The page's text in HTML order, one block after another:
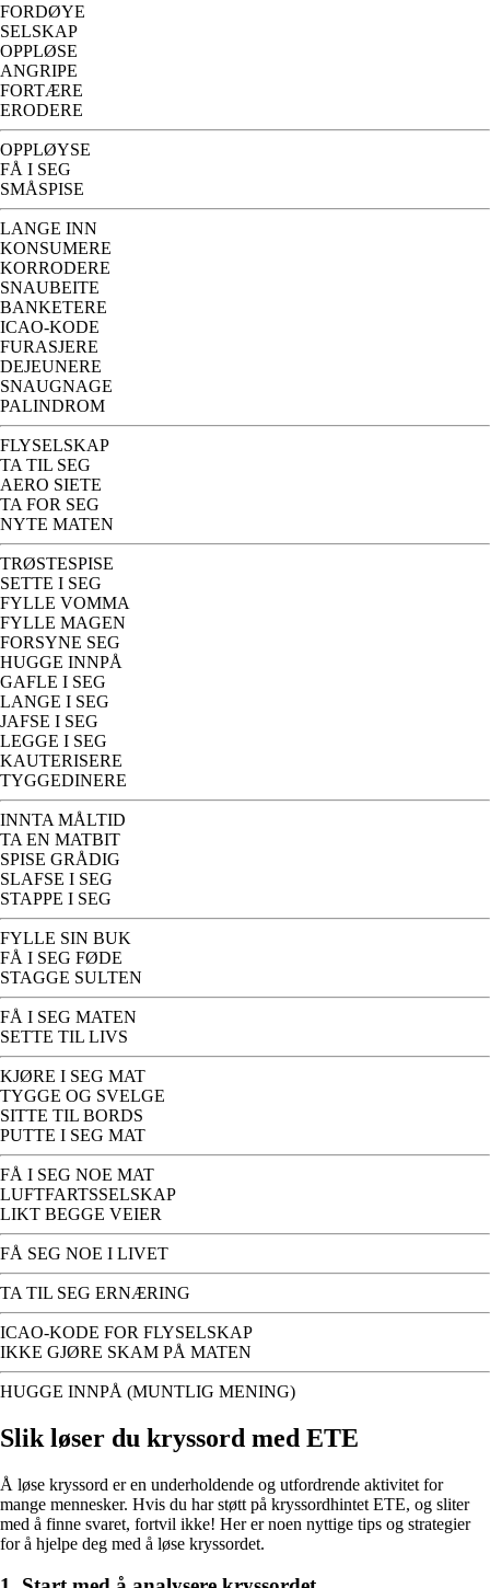
FORDØYE
SELSKAP
OPPLØSE
ANGRIPE
FORTÆRE
ERODERE
OPPLØYSE
FÅ I SEG
SMÅSPISE
LANGE INN
KONSUMERE
KORRODERE
SNAUBEITE
BANKETERE
ICAO-KODE
FURASJERE
DEJEUNERE
SNAUGNAGE
PALINDROM
FLYSELSKAP
TA TIL SEG
AERO SIETE
TA FOR SEG
NYTE MATEN
TRØSTESPISE
SETTE I SEG
FYLLE VOMMA
FYLLE MAGEN
FORSYNE SEG
HUGGE INNPÅ
GAFLE I SEG
LANGE I SEG
JAFSE I SEG
LEGGE I SEG
KAUTERISERE
TYGGEDINERE
INNTA MÅLTID
TA EN MATBIT
SPISE GRÅDIG
SLAFSE I SEG
STAPPE I SEG
FYLLE SIN BUK
FÅ I SEG FØDE
STAGGE SULTEN
FÅ I SEG MATEN
SETTE TIL LIVS
KJØRE I SEG MAT
TYGGE OG SVELGE
SITTE TIL BORDS
PUTTE I SEG MAT
FÅ I SEG NOE MAT
LUFTFARTSSELSKAP
LIKT BEGGE VEIER
FÅ SEG NOE I LIVET
TA TIL SEG ERNÆRING
ICAO-KODE FOR FLYSELSKAP
IKKE GJØRE SKAM PÅ MATEN
HUGGE INNPÅ (MUNTLIG MENING)
Slik løser du kryssord med ETE
Å løse kryssord er en underholdende og utfordrende aktivitet for
mange mennesker. Hvis du har støtt på kryssordhintet ETE, og sliter
med å finne svaret, fortvil ikke! Her er noen nyttige tips og strategier
for å hjelpe deg med å løse kryssordet.